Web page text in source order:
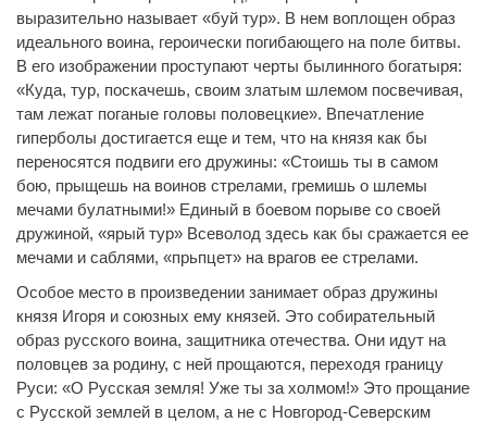
выразительно называет «буй тур». В нем воплощен образ
идеального воина, героически погибающего на поле битвы.
В его изображении проступают черты былинного богатыря:
«Куда, тур, поскачешь, своим златым шлемом посвечивая,
там лежат поганые головы половецкие». Впечатление
гиперболы достигается еще и тем, что на князя как бы
переносятся подвиги его дружины: «Стоишь ты в самом
бою, прыщешь на воинов стрелами, гремишь о шлемы
мечами булатными!» Единый в боевом порыве со своей
дружиной, «ярый тур» Всеволод здесь как бы сражается ее
мечами и саблями, «прьпцет» на врагов ее стрелами.
Особое место в произведении занимает образ дружины
князя Игоря и союзных ему князей. Это собирательный
образ русского воина, защитника отечества. Они идут на
половцев за родину, с ней прощаются, переходя границу
Руси: «О Русская земля! Уже ты за холмом!» Это прощание
с Русской землей в целом, а не с Новгород-Северским